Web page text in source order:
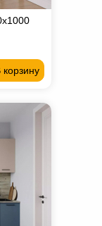
корзину